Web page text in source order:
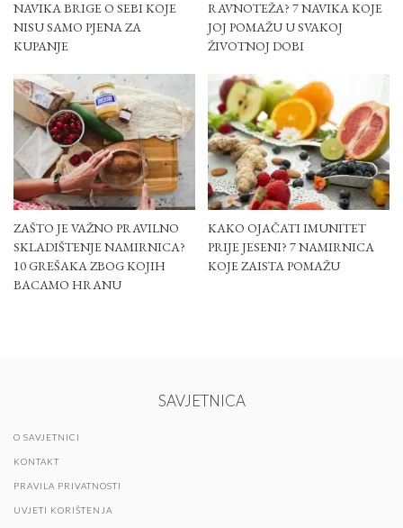
NAVIKA BRIGE O SEBI KOJE
NISU SAMO PJENA ZA
KUPANJE
RAVNOTEŽA? 7 NAVIKA KOJE
JOJ POMAŽU U SVAKOJ
ŽIVOTNOJ DOBI
ZAŠTO JE VAŽNO PRAVILNO
SKLADIŠTENJE NAMIRNICA?
10 GREŠAKA ZBOG KOJIH
BACAMO HRANU
KAKO OJAČATI IMUNITET
PRIJE JESENI? 7 NAMIRNICA
KOJE ZAISTA POMAŽU
SAVJETNICA
O SAVJETNICI
KONTAKT
PRAVILA PRIVATNOSTI
UVJETI KORIŠTENJA